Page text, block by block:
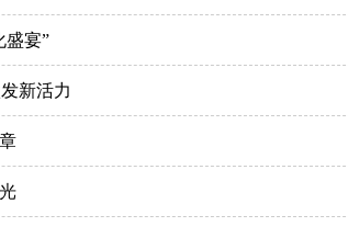
盛宴”
新活力